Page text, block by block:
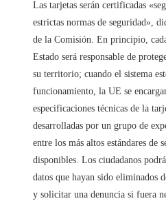
Las tarjetas serán certificadas
estrictas normas de seguridad»,
de la Comisión. En principio,
Estado será responsable de
su territorio; cuando el sistema
funcionamiento, la UE se
especificaciones técnicas de la
desarrolladas por un grupo de
entre los más altos estándares de
disponibles. Los ciudadanos
datos que hayan sido eliminados
y solicitar una denuncia si fuera